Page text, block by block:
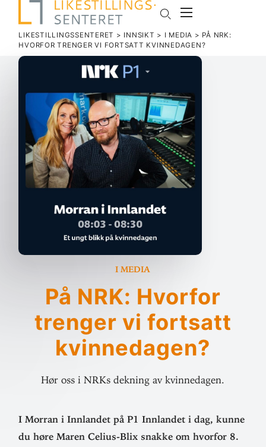
LIKESTILLINGSSENTERET > INNSIKT > I MEDIA > PÅ NRK:
HVORFOR TRENGER VI FORTSATT KVINNEDAGEN?
I media
På NRK: Hvorfor
trenger vi fortsatt
kvinnedagen?
Hør oss i NRKs dekning av kvinnedagen.
I Morran i Inn­landet på P1 Inn­landet i dag, kunne
du høre Maren Celius-Blix snakke om hvorfor 8.